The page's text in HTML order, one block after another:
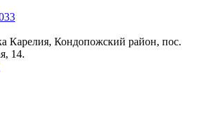
Карелия, Кондопожский район, пос.
14.